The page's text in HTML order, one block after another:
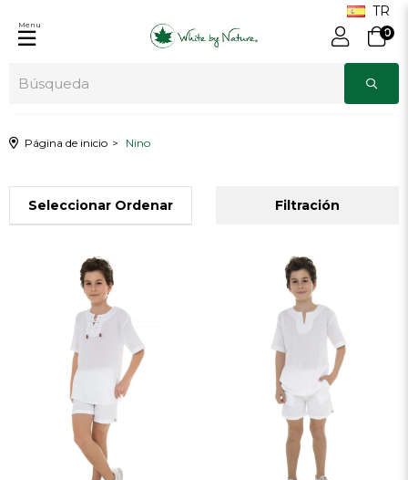
0
Menu
Página de inicio Nino
Filtración
Clasificación